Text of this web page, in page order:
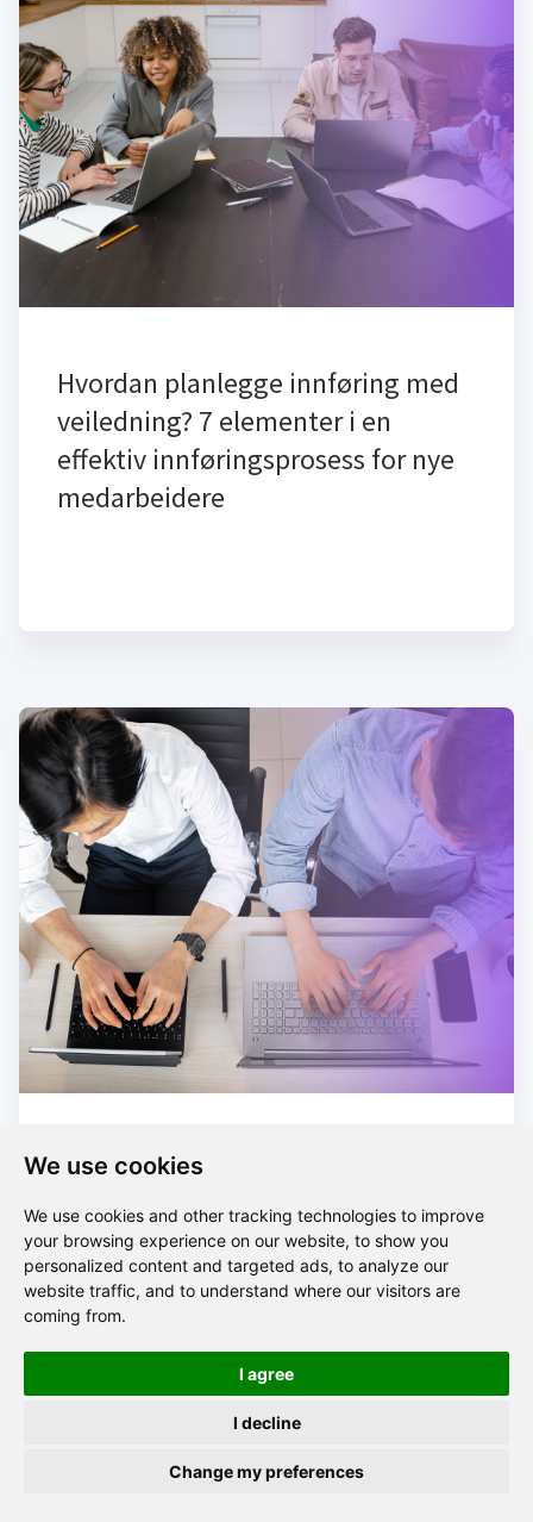
We use cookies
We use cookies and other tracking technologies to improve
your browsing experience on our website, to show you
personalized content and targeted ads, to analyze our
website traffic, and to understand where our visitors are
coming from.
I agree
I decline
Change my preferences
Hvordan planlegge innføring med
veiledning? 7 elementer i en
effektiv innføringsprosess for nye
medarbeidere
Hvordan koble sammen mentorer
og mentees? En trinnvis veiledning
til kobling i mentorprogrammer